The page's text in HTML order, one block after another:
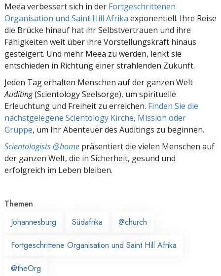
Meea verbessert sich in der Fortgeschrittenen
Organisation und Saint Hill Afrika exponentiell. Ihre Reise
die Brücke hinauf hat ihr Selbstvertrauen und ihre
Fähigkeiten weit über ihre Vorstellungskraft hinaus
gesteigert. Und mehr Meea zu werden, lenkt sie
entschieden in Richtung einer strahlenden Zukunft.
Jeden Tag erhalten Menschen auf der ganzen Welt
Auditing(Scientology Seelsorge), um spirituelle
Erleuchtung und Freiheit zu erreichen. Finden Sie die
nächstgelegene Scientology Kirche, Mission oder
Gruppe, um Ihr Abenteuer des Auditings zu beginnen.
Scientologists @home präsentiert die vielen Menschen auf
der ganzen Welt, die in Sicherheit, gesund und
erfolgreich im Leben bleiben.
Themen
Johannesburg
Südafrika @church
Fortgeschrittene Organisation und Saint Hill Afrika
@theOrg